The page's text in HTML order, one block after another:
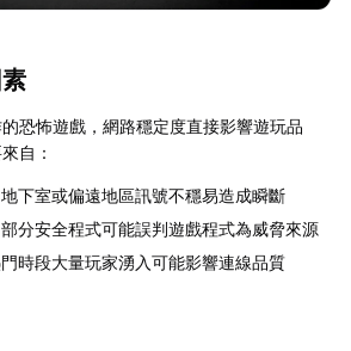
恐怖遊戲，網路穩定度直接影響遊玩品
自：
地下室或偏遠地區訊號不穩易造成瞬斷
部分安全程式可能誤判遊戲程式為威脅來源
門時段大量玩家湧入可能影響連線品質